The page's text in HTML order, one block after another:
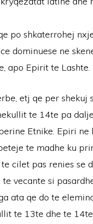
po shkaterrohej
dominuese ne
apo Epirit te Lashte.
etj qe per shekuj
te 14te pa
Etnike. Epiri ne
te madhe ku
cilet pas renies se
vecante si
ata qe do te
te 13te dhe te